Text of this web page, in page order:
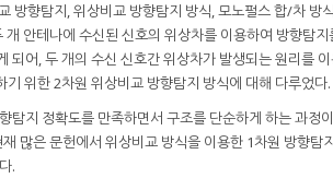
방향탐지, 위상비교 방향탐지 방식, 모노펄스 합/차 방
안테나에 수신된 신호의 위상차를 이용하여 방향탐
어, 두 개의 수신 신호간 위상차가 발생되는 원리를 이
위한 2차원 위상비교 방향탐지 방식에 대해 다루었다.
탐지 정확도를 만족하면서 구조를 단순하게 하는 과정
많은 문헌에서 위상비교 방식을 이용한 1차원 방향탐
.